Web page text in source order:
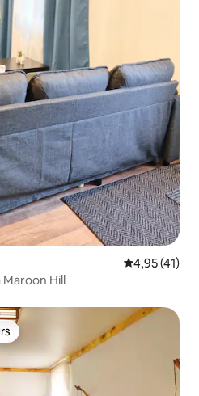
Évaluation
4,95 (41)
Hill
les plus appréciés